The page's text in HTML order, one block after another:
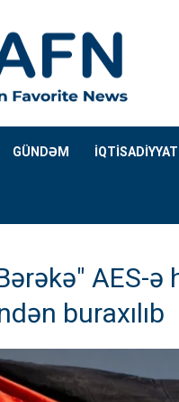
GÜNDƏM İQTİSADİYYAT
AES-ə
buraxılıb